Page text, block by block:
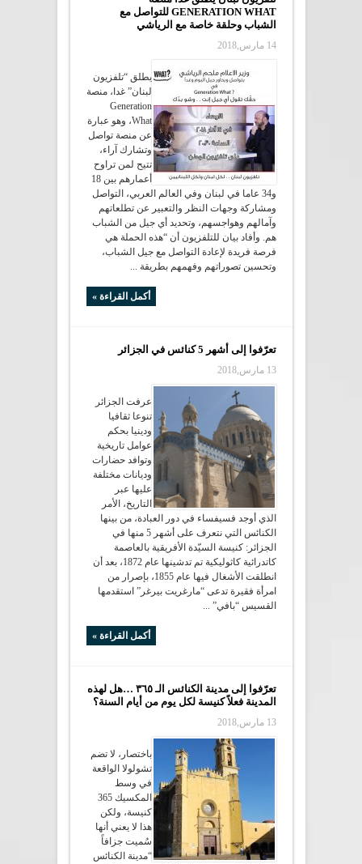
GENERATION WHAT للتواصل مع
الشباب وحلقة خاصة مع الرياشي
14 مارس,2018
يطلق “تلفزيون
لبنان” غدا، منصة
Generation
What، وهو عبارة
عن منصة تواصل
وتشارك آراء،
تتيح لمن تراوح
أعمارهم بين 18
و34 عاما في لبنان وفي العالم العربي، التواصل
ومشاركة وجهات النظر والتعبير عن تطلعاتهم
وآمالهم وهواجسهم، وتحديد أي جيل من الشباب
هم. وأفاد بيان للتلفزيون أن “هذه الحملة هي
فرصة فريدة لإعادة التواصل مع جيل الشباب،
وتحسين تصوراتهم وفهمهم بطريقة ...
أكمل القراءة »
تعرّفوا إلى أشهر 5 كنائس في الجزائر
13 مارس,2018
عرفت الجزائر
تنوعا ثقافيا
ودينيا بحكم
عوامل تاريخية
وتوافد حضارات
وديانات مختلفة
عليها عبر
التاريخ، الأمر
الذي أوجد فسيفساء في دور العبادة، من بينها
الكنائس التي نتعرف على أشهر 5 منها في
الجزائر: كنيسة السيّدة الأفريقية بالعاصمة
كاتدرائية كاثوليكية تم تدشينها عام 1872، بعد أن
انطلقت الأشغال فيها عام 1855، بإصرار من
امرأة فقيرة تدعى “مارغريت بيرغر” استقدمها
القسيس “بافي” ...
أكمل القراءة »
تعرّفوا إلى مدينة الكنائس الـ ٣٦٥ …هل لهذه
المدينة فعلاً كنيسة لكل يوم من أيام السنة؟
13 مارس,2018
باختصار، لا تضم
تشولولا الواقعة
في وسط
المكسيك 365
كنيسة، ولكن
هذا لا يعني أنها
سُميت جزافاً
“مدينة الكنائس